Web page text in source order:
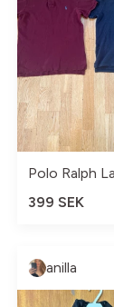
399 SEK
anilla